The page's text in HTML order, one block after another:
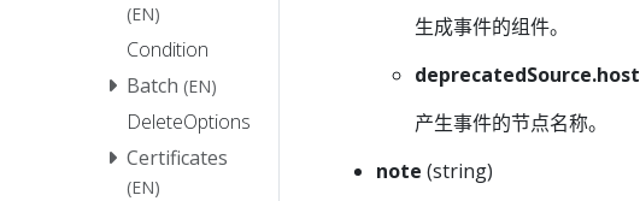
(EN)
Condition
Batch (EN)
DeleteOptions
Certificates
(EN)
生成事件的组件。
deprecatedSource.host
产生事件的节点名称。
note (string)